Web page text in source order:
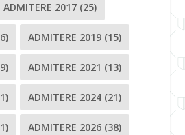
ADMITERE 2017 (25)
ADMITERE 2019 (15)
ADMITERE 2021 (13)
ADMITERE 2024 (21)
ADMITERE 2026 (38)